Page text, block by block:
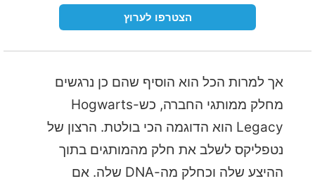
הצטרפו לערוץ
אך למרות הכל הוא הוסיף שהם כן נרגשים
מחלק ממותגי החברה, כש-Hogwarts
Legacy הוא הדוגמה הכי בולטת. הרצון של
נטפליקס לשלב את חלק מהמותגים בתוך
ההיצע שלה וכחלק מה-DNA שלה. אם